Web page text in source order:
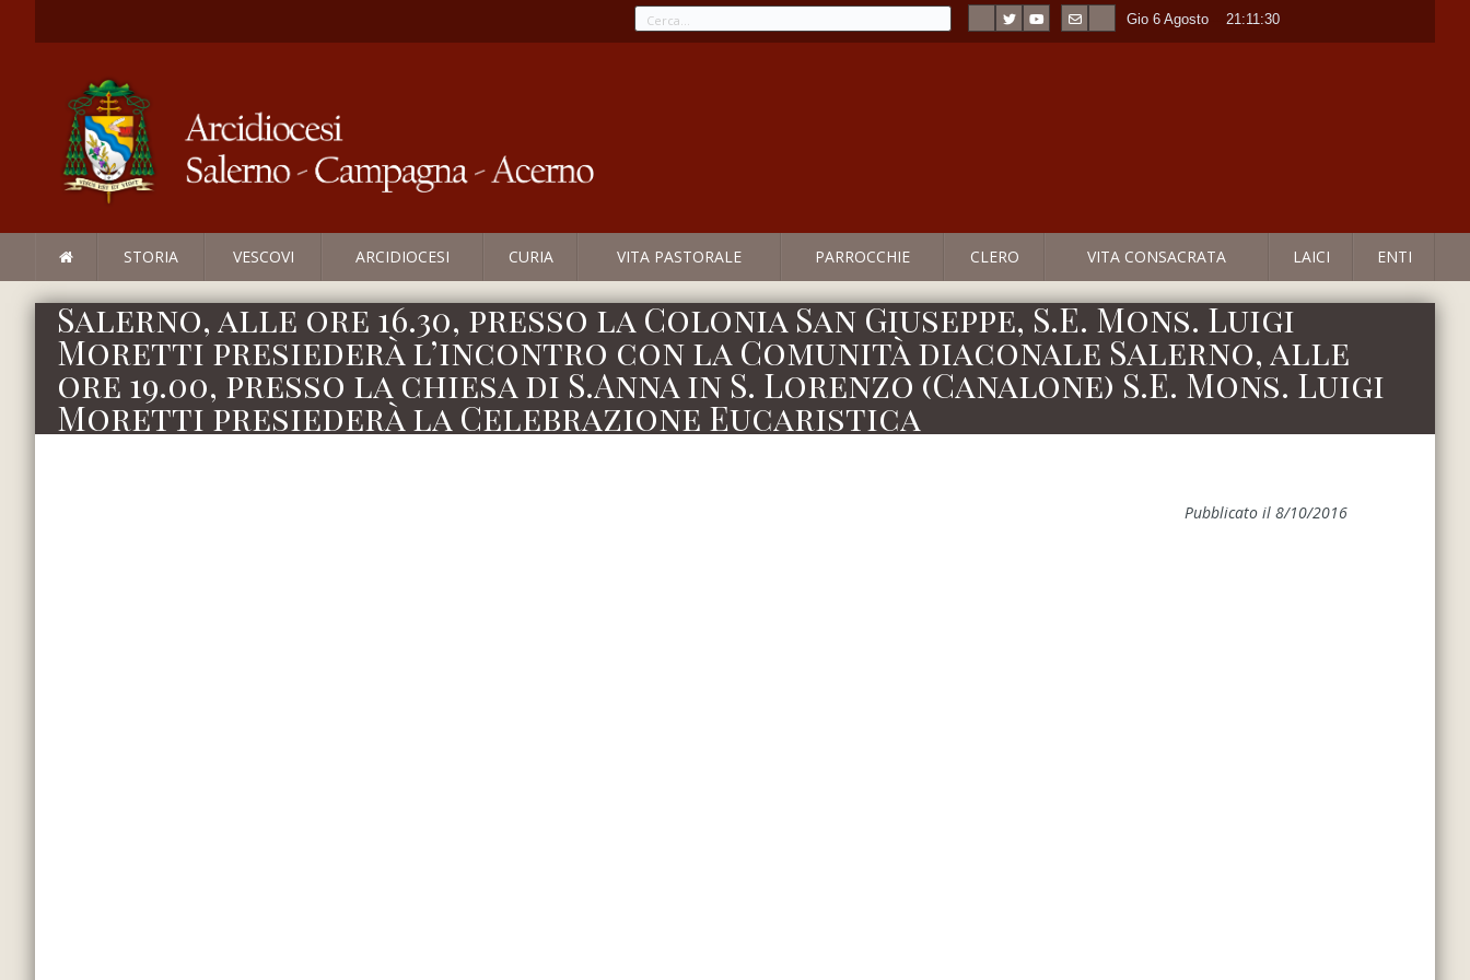
Gio 6 Agosto ----21:11:30
STORIA VESCOVI ARCIDIOCESI CURIA VITA PASTORALE PARROCCHIE CLERO VITA CONSACRATA LAICI ENTI
Salerno, alle ore 16.30, presso la Colonia San Giuseppe, S.E. Mons. Luigi
Moretti presiederà l’incontro con la Comunità diaconale Salerno, alle
ore 19.00, presso la chiesa di S.Anna in S. Lorenzo (Canalone) S.E. Mons. Luigi
Moretti presiederà la Celebrazione Eucaristica
Pubblicato il 8/10/2016